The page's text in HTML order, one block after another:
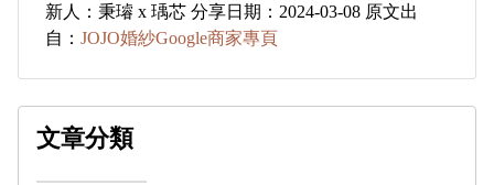
新人：秉璿 x 瑀芯 分享日期：2024-03-08 原文出
自： JOJO婚紗Google商家專頁
文章分類